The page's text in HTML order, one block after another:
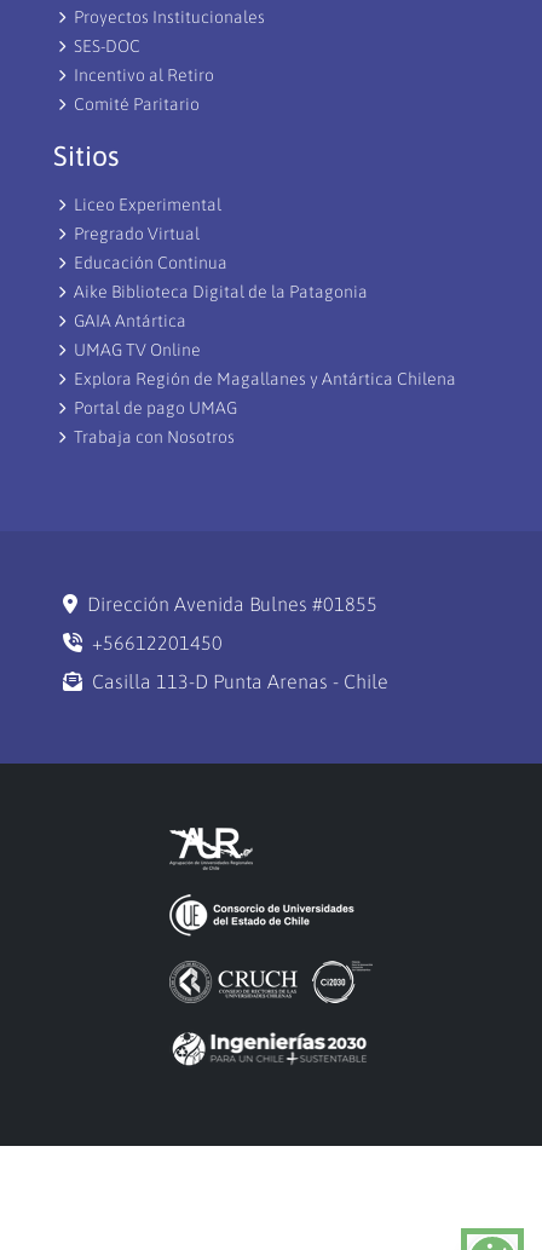
Proyectos Institucionales
SES-DOC
Incentivo al Retiro
Comité Paritario
Sitios
Liceo Experimental
Pregrado Virtual
Educación Continua
Aike Biblioteca Digital de la Patagonia
GAIA Antártica
UMAG TV Online
Explora Región de Magallanes y Antártica Chilena
Portal de pago UMAG
Trabaja con Nosotros
Dirección Avenida Bulnes #01855
+56612201450
Casilla 113-D Punta Arenas - Chile